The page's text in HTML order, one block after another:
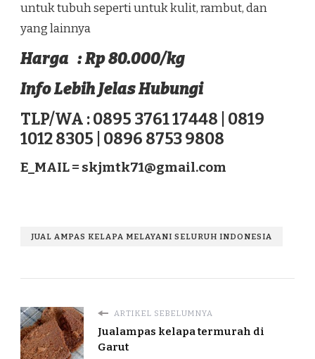
untuk tubuh seperti untuk kulit, rambut, dan
yang lainnya
Harga : Rp 80.000/kg
Info Lebih Jelas Hubungi
TLP/WA : 0895 3761 17448 | 0819
1012 8305 | 0896 8753 9808
E_MAIL = skjmtk71@gmail.com
JUAL AMPAS KELAPA MELAYANI SELURUH INDONESIA
ARTIKEL SEBELUMNYA
Jualampas kelapa termurah di
Garut